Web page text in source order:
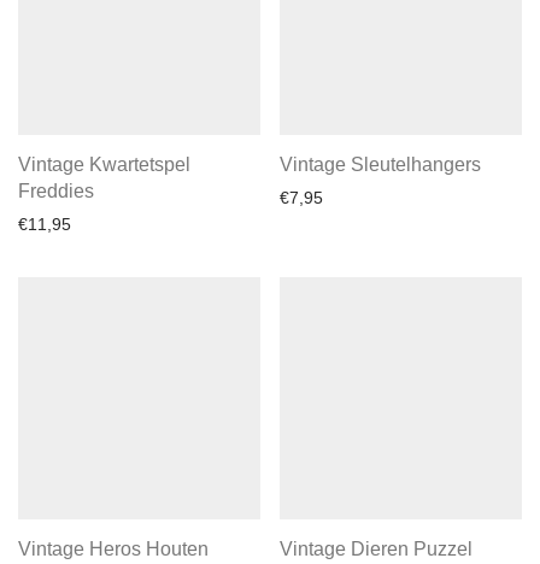
Vintage Kwartetspel
Freddies
€11,95
Vintage Sleutelhangers
€7,95
Vintage Heros Houten
Vintage Dieren Puzzel